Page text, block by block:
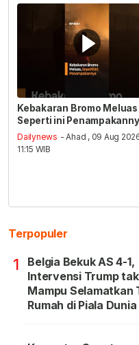
Kebakaran Bromo Meluas
Seperti ini
Dailynews - Ahad , 09 Aug
11:15 WIB
Terpopuler
1
Belgia Bekuk AS 4-1,
Intervensi Trump tak
Mampu Selamatkan
Rumah di Piala